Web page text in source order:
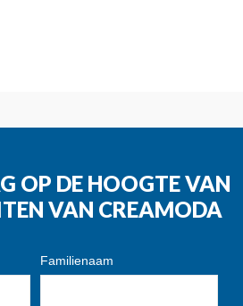
OP DE HOOGTE VAN
VAN CREAMODA
Familienaam